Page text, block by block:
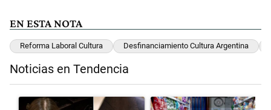
EN ESTA NOTA
Reforma Laboral Cultura Desfinanciamiento Cultura Argentina
Noticias en Tendencia
Un artículo de tendencia con el título ""¿Por qué 'nonoslodieron' a
Un artículo de tendencia con el